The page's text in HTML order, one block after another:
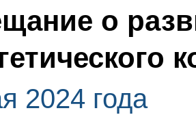
о
2024 года